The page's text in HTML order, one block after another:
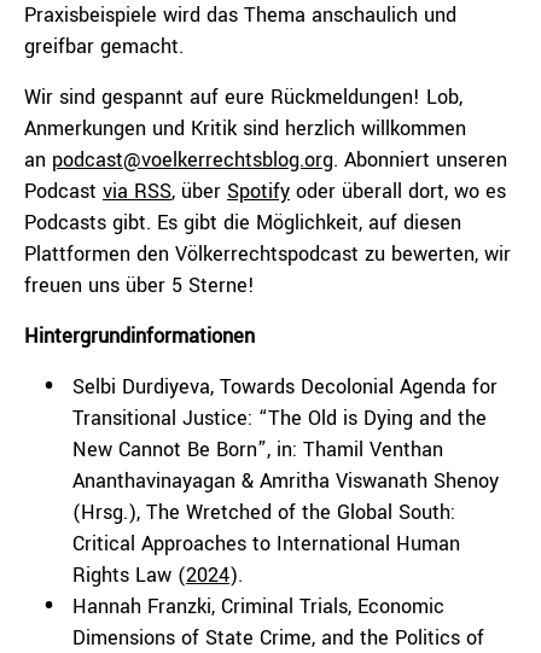
Praxisbeispiele wird das Thema anschaulich und
greifbar gemacht.
Wir sind gespannt auf eure Rückmeldungen! Lob,
Anmerkungen und Kritik sind herzlich willkommen
an podcast@voelkerrechtsblog.org. Abonniert unseren
Podcast via RSS, über Spotify oder überall dort, wo es
Podcasts gibt. Es gibt die Möglichkeit, auf diesen
Plattformen den Völkerrechtspodcast zu bewerten, wir
freuen uns über 5 Sterne!
Hintergrundinformationen
Selbi Durdiyeva, Towards Decolonial Agenda for
Transitional Justice: “The Old is Dying and the
New Cannot Be Born”, in: Thamil Venthan
Ananthavinayagan & Amritha Viswanath Shenoy
(Hrsg.), The Wretched of the Global South:
Critical Approaches to International Human
Rights Law (2024).
Hannah Franzki, Criminal Trials, Economic
Dimensions of State Crime, and the Politics of